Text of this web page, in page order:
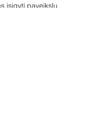
įsigyti paveikslų,